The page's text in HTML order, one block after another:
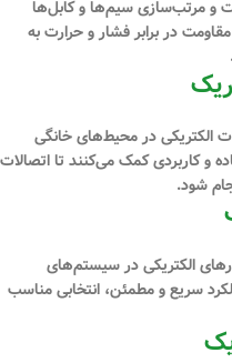
و مرتب‌سازی سیم‌ها و کابل‌ها
در برابر فشار و حرارت به
الکتریکی در محیط‌های خانگی
کاربردی کمک می‌کنند تا اتصالات
شود.
الکتریکی در سیستم‌های
سریع و مطمئن، انتخابی مناسب